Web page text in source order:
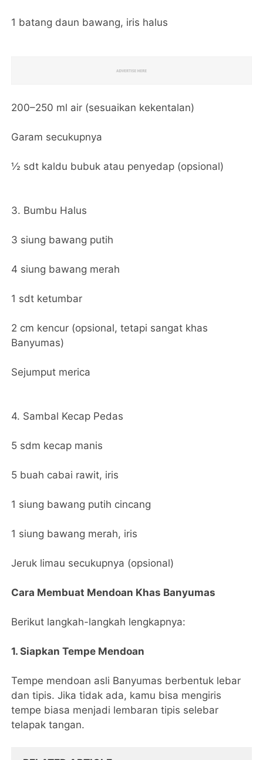
1 batang daun bawang, iris halus
200–250 ml air (sesuaikan kekentalan)
Garam secukupnya
½ sdt kaldu bubuk atau penyedap (opsional)
3. Bumbu Halus
3 siung bawang putih
4 siung bawang merah
1 sdt ketumbar
2 cm kencur (opsional, tetapi sangat khas
Banyumas)
Sejumput merica
4. Sambal Kecap Pedas
5 sdm kecap manis
5 buah cabai rawit, iris
1 siung bawang putih cincang
1 siung bawang merah, iris
Jeruk limau secukupnya (opsional)
Cara Membuat Mendoan Khas Banyumas
Berikut langkah-langkah lengkapnya:
1. Siapkan Tempe Mendoan
Tempe mendoan asli Banyumas berbentuk lebar
dan tipis. Jika tidak ada, kamu bisa mengiris
tempe biasa menjadi lembaran tipis selebar
telapak tangan.